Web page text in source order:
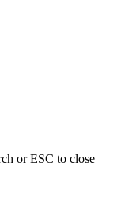
or ESC to close